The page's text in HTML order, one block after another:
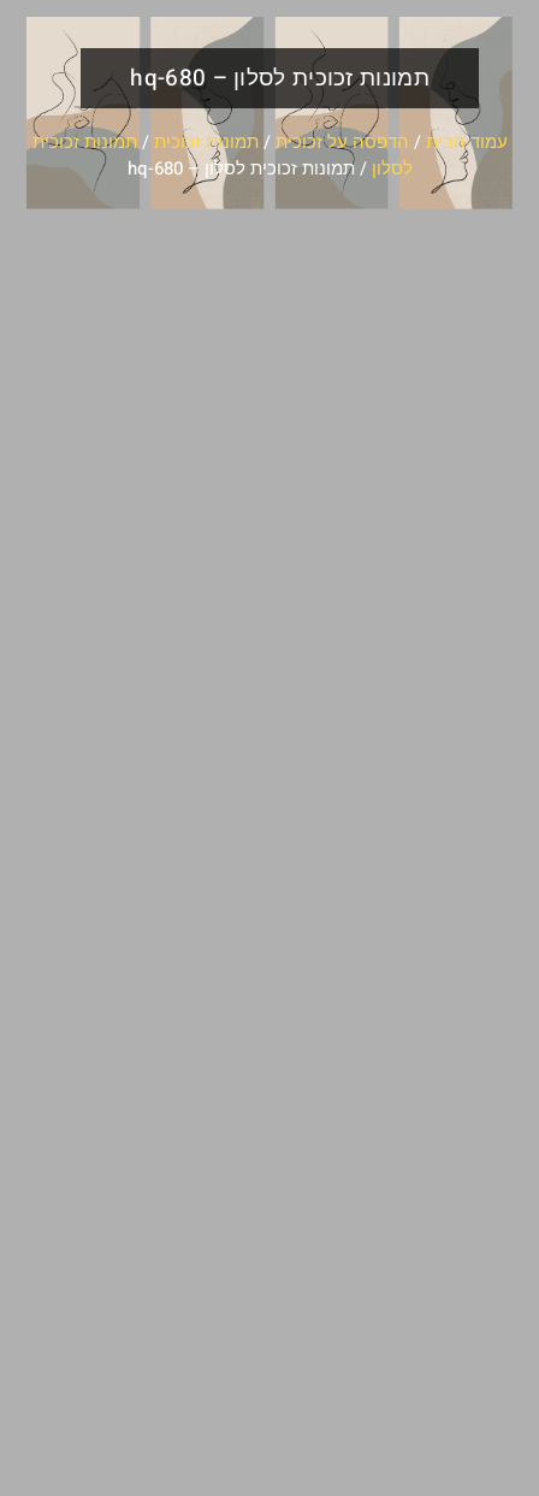
תמונות זכוכית לסלון – hq-680
עמוד הבית/ הדפסה על זכוכית/ תמונות זכוכית/תמונות זכוכית
לסלון / תמונות זכוכית לסלון – hq-680